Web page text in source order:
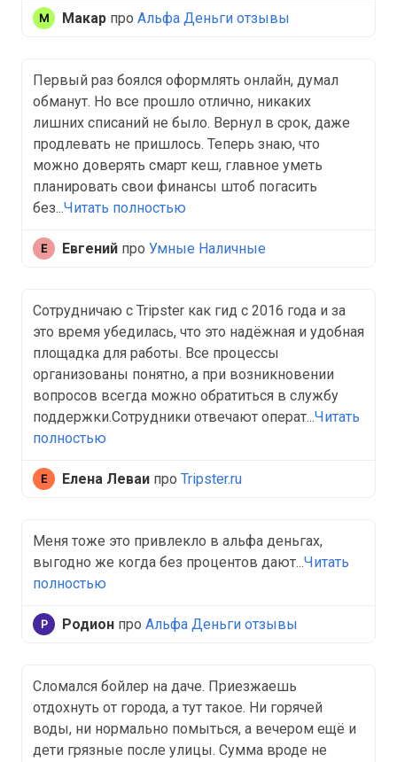
Макар про Альфа Деньги отзывы
Первый раз боялся оформлять онлайн, думал
обманут. Но все прошло отлично, никаких
лишних списаний не было. Вернул в срок, даже
продлевать не пришлось. Теперь знаю, что
можно доверять смарт кеш, главное уметь
планировать свои финансы штоб погасить
без...Читать полностью
Евгений про Умные Наличные
Сотрудничаю с Tripster как гид с 2016 года и за
это время убедилась, что это надёжная и удобная
площадка для работы. Все процессы
организованы понятно, а при возникновении
вопросов всегда можно обратиться в службу
поддержки.Сотрудники отвечают операт...Читать
полностью
Елена Леваи про Tripster.ru
Меня тоже это привлекло в альфа деньгах,
выгодно же когда без процентов дают...Читать
полностью
Родион про Альфа Деньги отзывы
Сломался бойлер на даче. Приезжаешь
отдохнуть от города, а тут такое. Ни горячей
воды, ни нормально помыться, а вечером ещё и
дети грязные после улицы. Сумма вроде не